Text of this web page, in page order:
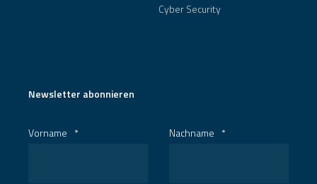
Cyber Security
Newsletter abonnieren
Vorname * Nachname *